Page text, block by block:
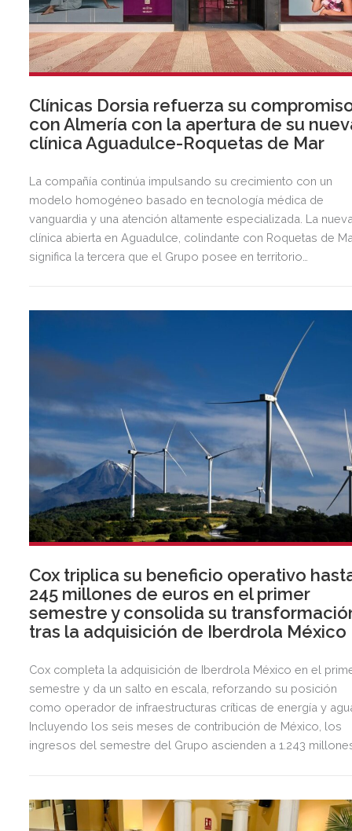
Clínicas Dorsia refuerza su
con Almería con la apertura de su
clínica Aguadulce-Roquetas de Mar
La compañía continúa impulsando su crecimiento con un
modelo homogéneo basado en tecnología médica de
vanguardia y una atención altamente especializada. La
clínica abierta en Aguadulce, colindante con Roquetas de
significa la tercera que el Grupo posee en territorio
Cox triplica su beneficio operativo
245 millones de euros en el primer
semestre y consolida su
tras la adquisición de Iberdrola México
Cox completa la adquisición de Iberdrola México en el
semestre y da un salto en escala, reforzando su posición
como operador de infraestructuras críticas de energía y
Incluyendo los seis meses de contribución de México, los
ingresos del semestre del Grupo ascienden a 1.243